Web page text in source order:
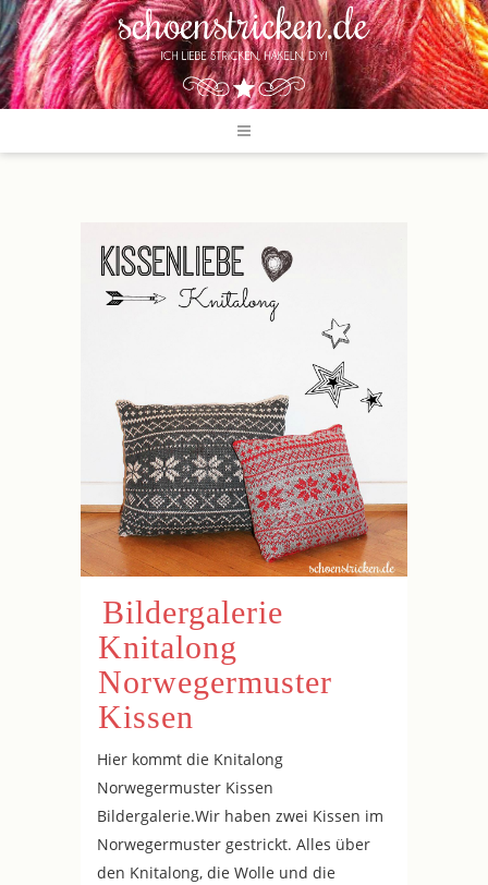
Bildergalerie
Knitalong
Norwegermuster
Kissen
Hier kommt die Knitalong
Norwegermuster Kissen
Bildergalerie.Wir haben zwei Kissen im
Norwegermuster gestrickt. Alles über
den Knitalong, die Wolle und die